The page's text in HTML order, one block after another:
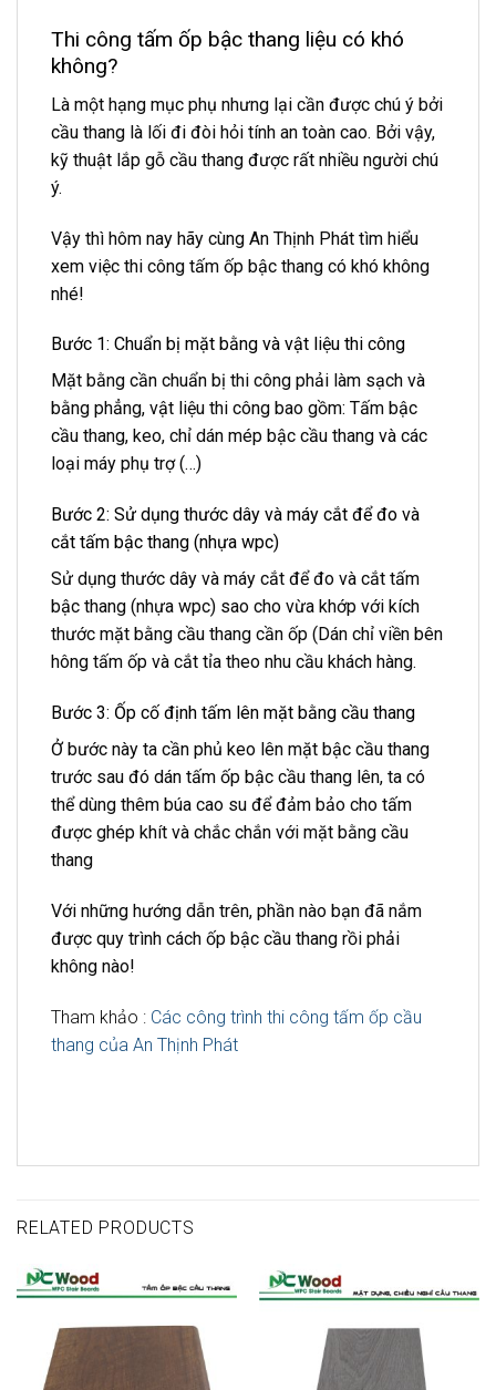
Thi công tấm ốp bậc thang liệu có khó
không?
Là một hạng mục phụ nhưng lại cần được chú ý bởi
cầu thang là lối đi đòi hỏi tính an toàn cao. Bởi vậy,
kỹ thuật lắp gỗ cầu thang được rất nhiều người chú
ý.
Vậy thì hôm nay hãy cùng An Thịnh Phát tìm hiểu
xem việc thi công tấm ốp bậc thang có khó không
nhé!
Bước 1: Chuẩn bị mặt bằng và vật liệu thi công
Mặt bằng cần chuẩn bị thi công phải làm sạch và
bằng phẳng, vật liệu thi công bao gồm: Tấm bậc
cầu thang, keo, chỉ dán mép bậc cầu thang và các
loại máy phụ trợ (…)
Bước 2: Sử dụng thước dây và máy cắt để đo và
cắt tấm bậc thang (nhựa wpc)
Sử dụng thước dây và máy cắt để đo và cắt tấm
bậc thang (nhựa wpc) sao cho vừa khớp với kích
thước mặt bằng cầu thang cần ốp (Dán chỉ viền bên
hông tấm ốp và cắt tỉa theo nhu cầu khách hàng.
Bước 3: Ốp cố định tấm lên mặt bằng cầu thang
Ở bước này ta cần phủ keo lên mặt bậc cầu thang
trước sau đó dán tấm ốp bậc cầu thang lên, ta có
thể dùng thêm búa cao su để đảm bảo cho tấm
được ghép khít và chắc chắn với mặt bằng cầu
thang
Với những hướng dẫn trên, phần nào bạn đã nắm
được quy trình cách ốp bậc cầu thang rồi phải
không nào!
Tham khảo : Các công trình thi công tấm ốp cầu
thang của An Thịnh Phát
RELATED PRODUCTS